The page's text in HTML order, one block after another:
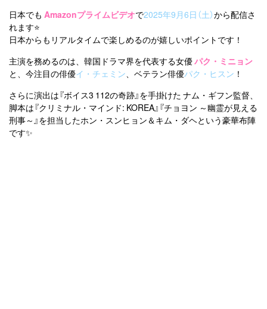
日本でも Amazonプライムビデオで2025年9月6日（土）から配信さ
れます⭐️
日本からもリアルタイムで楽しめるのが嬉しいポイントです！
主演を務めるのは、韓国ドラマ界を代表する女優パク・ミニョン
と、今注目の俳優イ・チェミン 、ベテラン俳優パク・ヒスン ！
さらに演出は『ボイス3 112の奇跡』を手掛けた ナム・ギフン監督、
脚本は『クリミナル・マインド: KOREA』『チョヨン ～幽霊が見える
刑事～』を担当したホン・スンヒョン＆キム・ダヘという豪華布陣
です✨